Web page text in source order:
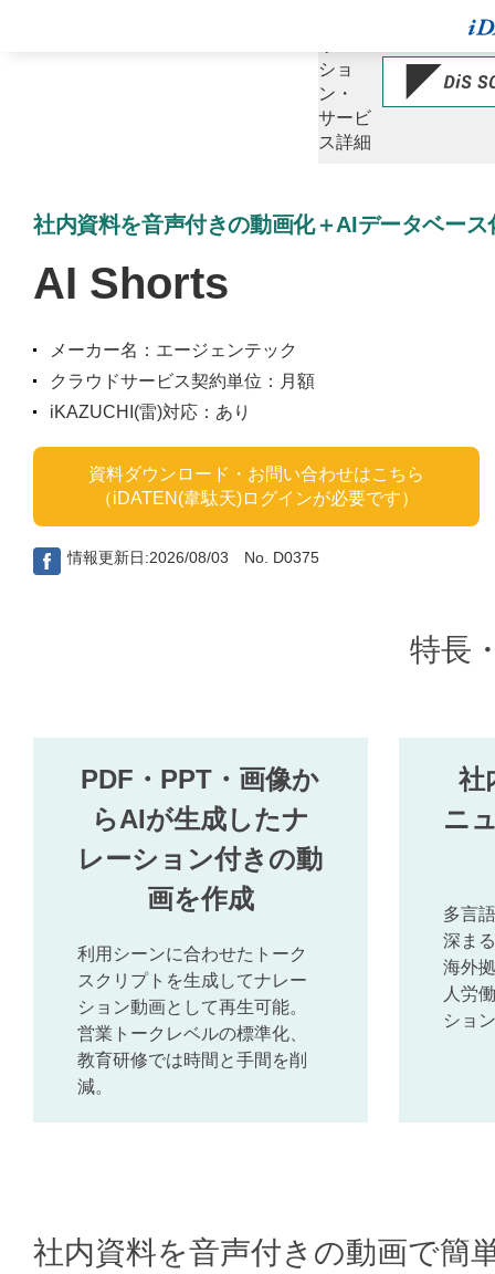
ショ
ン・
サービ
ス詳細
社内資料を音声付きの動画化＋AIデータベース
AI Shorts
メーカー名：エージェンテック
クラウドサービス契約単位：月額
iKAZUCHI(雷)対応：あり
資料ダウンロード・お問い合わせはこちら
（iDATEN(韋駄天)ログインが必要です）
情報更新日:2026/08/03 No. D0375
特長
PDF・PPT・画像か
らAIが生成したナ
レーション付きの動
画を作成
利用シーンに合わせたトーク
スクリプトを生成してナレー
ション動画として再生可能。
営業トークレベルの標準化、
教育研修では時間と手間を削
減。
社
ニ
多言
深ま
海外
人労
ショ
社内資料を音声付きの動画で簡